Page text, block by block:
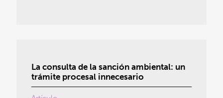
La consulta de la sanción ambiental: un
trámite procesal innecesario